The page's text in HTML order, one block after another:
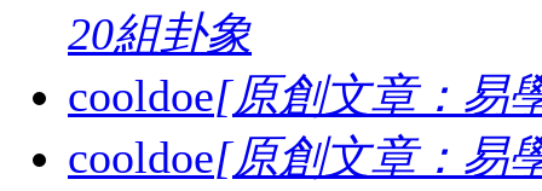
20組卦象
cooldoe[原創文章：易
cooldoe[原創文章：易